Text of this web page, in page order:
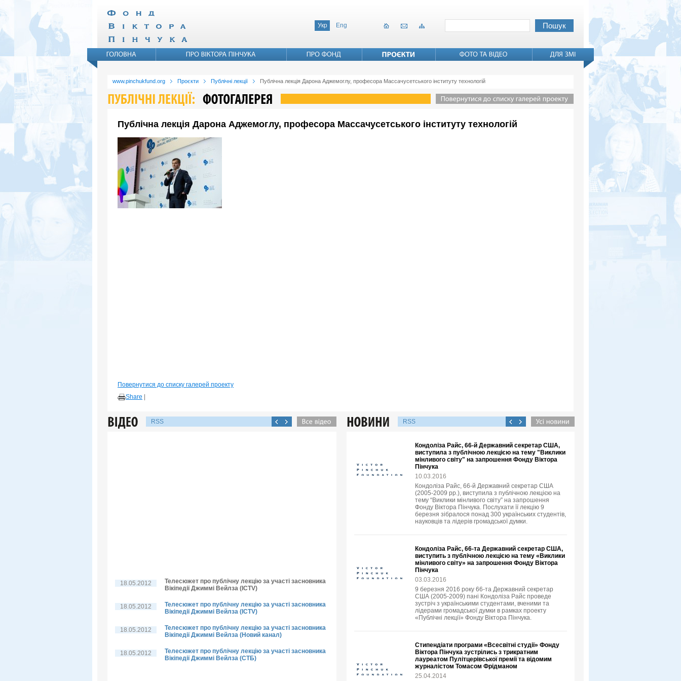
Укр Eng
www.pinchukfund.org Проєкти Публічні лекції Публічна лекція Дарона Аджемоглу, професора Массачусетського інституту технологій
Публічна лекція Дарона Аджемоглу, професора Массачусетського інституту технологій
Повернутися до списку галерей проекту
Share
RSS
18.05.2012
Телесюжет про публічну лекцію за участі засновника
Вікіпедії Джиммі Вейлза (ICTV)
18.05.2012
Телесюжет про публічну лекцію за участі засновника
Вікіпедії Джиммі Вейлза (ICTV)
18.05.2012
Телесюжет про публічну лекцію за участі засновника
Вікіпедії Джиммі Вейлза (Новий канал)
18.05.2012
Телесюжет про публічну лекцію за участі засновника
Вікіпедії Джиммі Вейлза (СТБ)
RSS
Кондоліза Райс, 66-й Державний секретар США,
виступила з публічною лекцією на тему "Виклики
мінливого світу" на запрошення Фонду Віктора
Пінчука
10.03.2016
Кондоліза Райс, 66-й Державний секретар США
(2005-2009 рр.), виступила з публічною лекцією на
тему “Виклики мінливого світу” на запрошення
Фонду Віктора Пінчука. Послухати її лекцію 9
березня зібралося понад 300 українських студентів,
науковців та лідерів громадської думки.
Кондоліза Райс, 66-та Державний секретар США,
виступить з публічною лекцією на тему «Виклики
мінливого світу» на запрошення Фонду Віктора
Пінчука
03.03.2016
9 березня 2016 року 66-та Державний секретар
США (2005-2009) пані Кондоліза Райс проведе
зустріч з українськими студентами, вченими та
лідерами громадської думки в рамках проекту
«Публічні лекції» Фонду Віктора Пінчука.
Стипендіати програми «Всесвітні студії» Фонду
Віктора Пінчука зустрілись з трикратним
лауреатом Пулітцерівської премії та відомим
журналістом Томасом Фрідманом
25.04.2014